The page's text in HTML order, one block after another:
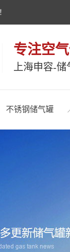
专注空
上海申容-
不锈钢储气罐